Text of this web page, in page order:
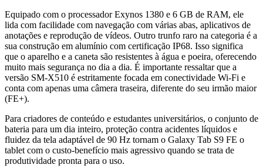
Equipado com o processador Exynos 1380 e 6 GB de RAM, ele
lida com facilidade com navegação com várias abas, aplicativos de
anotações e reprodução de vídeos. Outro trunfo raro na categoria é a
sua construção em alumínio com certificação IP68. Isso significa
que o aparelho e a caneta são resistentes à água e poeira, oferecendo
muito mais segurança no dia a dia. É importante ressaltar que a
versão SM-X510 é estritamente focada em conectividade Wi-Fi e
conta com apenas uma câmera traseira, diferente do seu irmão maior
(FE+).
Para criadores de conteúdo e estudantes universitários, o conjunto de
bateria para um dia inteiro, proteção contra acidentes líquidos e
fluidez da tela adaptável de 90 Hz tornam o Galaxy Tab S9 FE o
tablet com o custo-benefício mais agressivo quando se trata de
produtividade pronta para o uso.